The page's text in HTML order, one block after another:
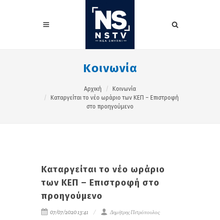
Κοινωνία
Αρχική
Κοινωνία
Καταργείται το νέο ωράριο των ΚΕΠ – Επιστροφή
στο προηγούμενο
Καταργείται το νέο ωράριο
των ΚΕΠ – Επιστροφή στο
προηγούμενο
07/07/2020 13:41 Δημήτρης Πετρόπουλος